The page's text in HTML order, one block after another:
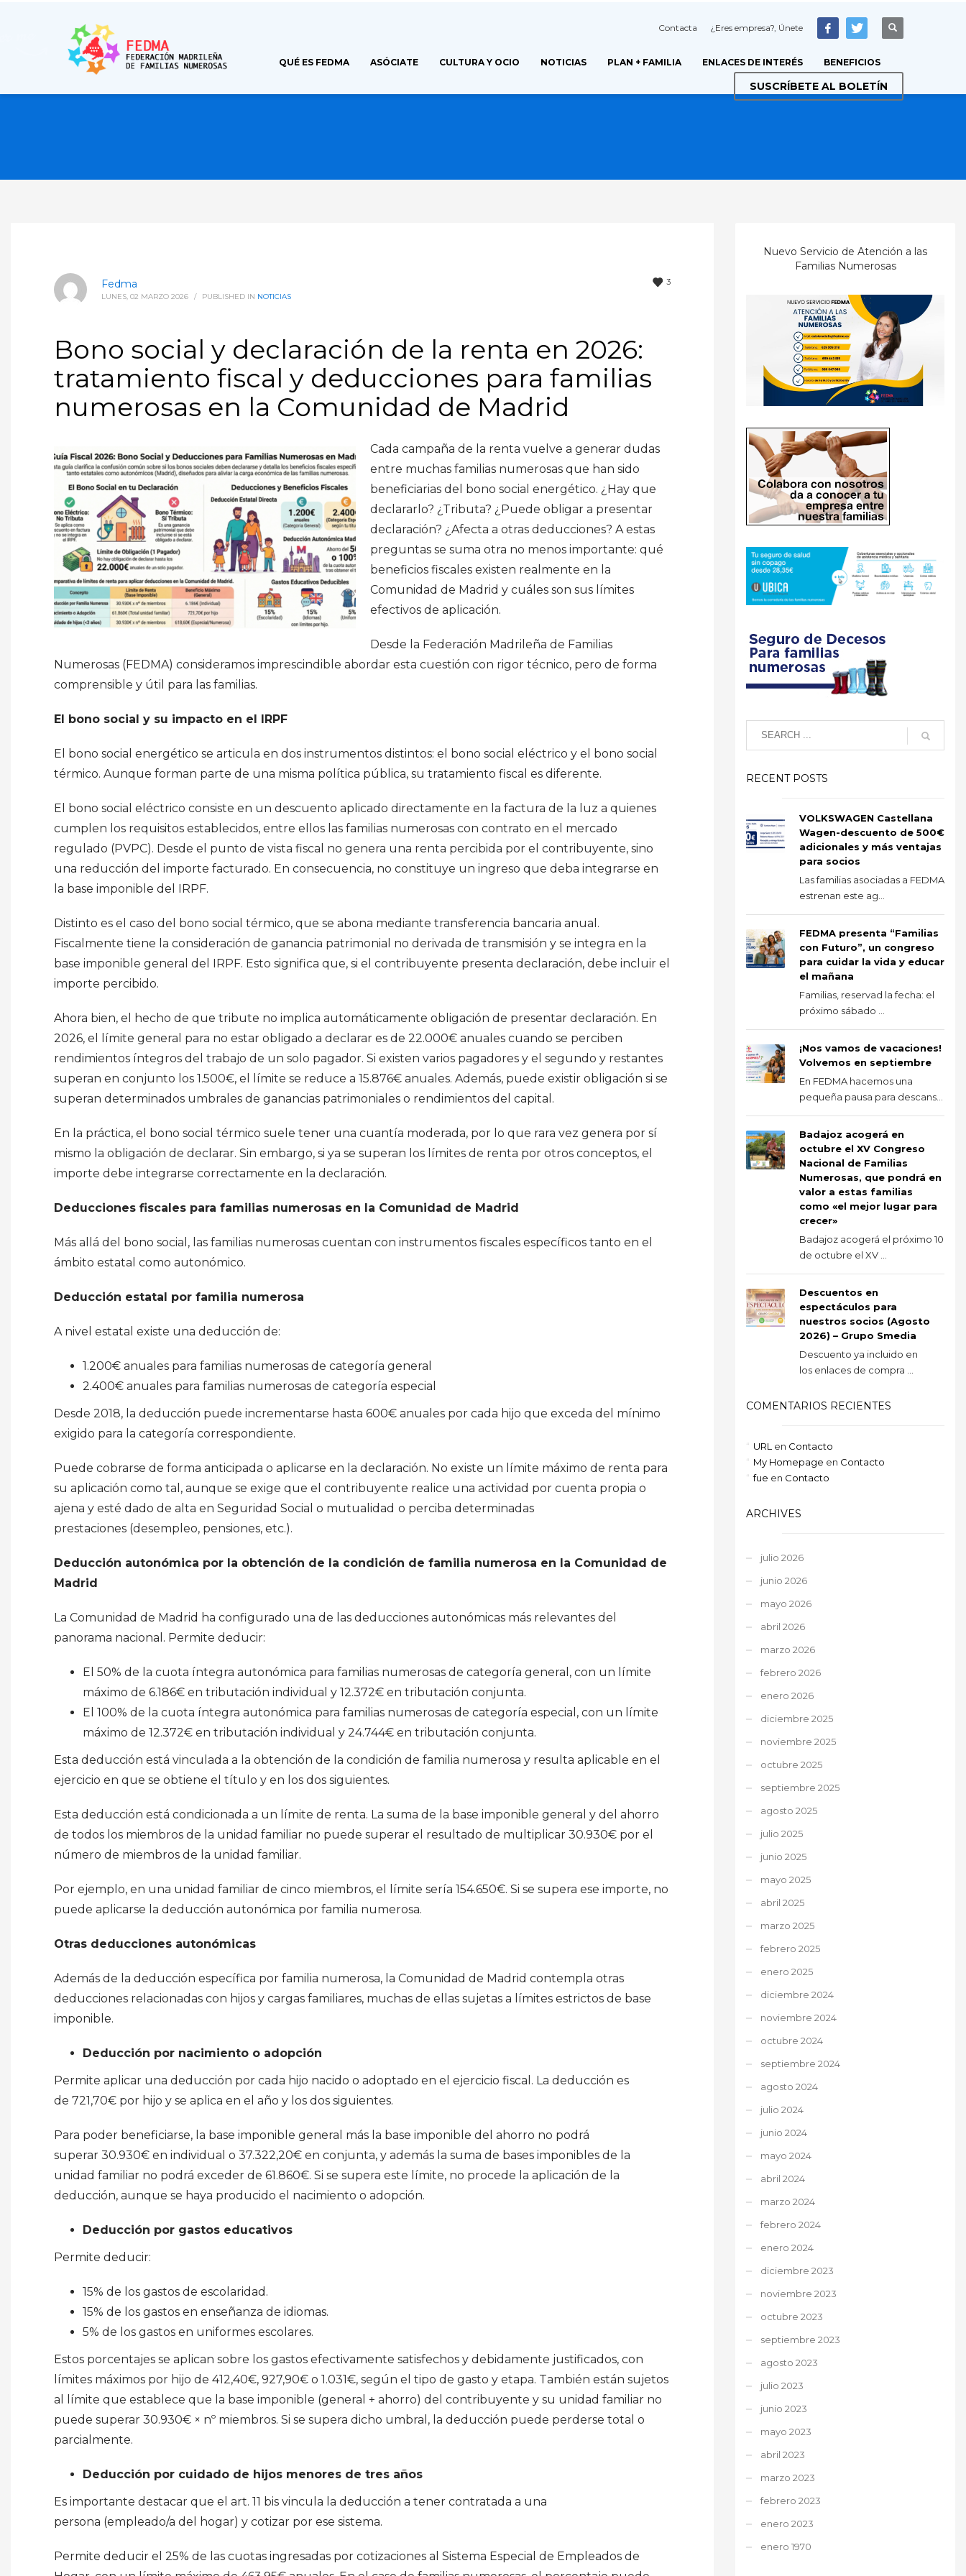
Contacta ¿Eres empresa?, Únete
QUÉ ES FEDMA ASÓCIATE CULTURA Y OCIO NOTICIAS PLAN + FAMILIA ENLACES DE INTERÉS BENEFICIOS
SUSCRÍBETE AL BOLETÍN
3
Fedma
LUNES, 02 MARZO 2026 / PUBLISHED IN NOTICIAS
Bono social y declaración de la renta en 2026:
tratamiento fiscal y deducciones para familias
numerosas en la Comunidad de Madrid
Cada campaña de la renta vuelve a generar dudas
entre muchas familias numerosas que han sido
beneficiarias del bono social energético. ¿Hay que
declararlo? ¿Tributa? ¿Puede obligar a presentar
declaración? ¿Afecta a otras deducciones? A estas
preguntas se suma otra no menos importante: qué
beneficios fiscales existen realmente en la
Comunidad de Madrid y cuáles son sus límites
efectivos de aplicación.
Desde la Federación Madrileña de Familias
Numerosas (FEDMA) consideramos imprescindible abordar esta cuestión con rigor técnico, pero de forma
comprensible y útil para las familias.
El bono social y su impacto en el IRPF
El bono social energético se articula en dos instrumentos distintos: el bono social eléctrico y el bono social
térmico. Aunque forman parte de una misma política pública, su tratamiento fiscal es diferente.
El bono social eléctrico consiste en un descuento aplicado directamente en la factura de la luz a quienes
cumplen los requisitos establecidos, entre ellos las familias numerosas con contrato en el mercado
regulado (PVPC). Desde el punto de vista fiscal no genera una renta percibida por el contribuyente, sino
una reducción del importe facturado. En consecuencia, no constituye un ingreso que deba integrarse en
la base imponible del IRPF.
Distinto es el caso del bono social térmico, que se abona mediante transferencia bancaria anual.
Fiscalmente tiene la consideración de ganancia patrimonial no derivada de transmisión y se integra en la
base imponible general del IRPF. Esto significa que, si el contribuyente presenta declaración, debe incluir el
importe percibido.
Ahora bien, el hecho de que tribute no implica automáticamente obligación de presentar declaración. En
2026, el límite general para no estar obligado a declarar es de 22.000€ anuales cuando se perciben
rendimientos íntegros del trabajo de un solo pagador. Si existen varios pagadores y el segundo y restantes
superan en conjunto los 1.500€, el límite se reduce a 15.876€ anuales. Además, puede existir obligación si se
superan determinados umbrales de ganancias patrimoniales o rendimientos del capital.
En la práctica, el bono social térmico suele tener una cuantía moderada, por lo que rara vez genera por sí
mismo la obligación de declarar. Sin embargo, si ya se superan los límites de renta por otros conceptos, el
importe debe integrarse correctamente en la declaración.
Deducciones fiscales para familias numerosas en la Comunidad de Madrid
Más allá del bono social, las familias numerosas cuentan con instrumentos fiscales específicos tanto en el
ámbito estatal como autonómico.
Deducción estatal por familia numerosa
A nivel estatal existe una deducción de:
1.200€ anuales para familias numerosas de categoría general
2.400€ anuales para familias numerosas de categoría especial
Desde 2018, la deducción puede incrementarse hasta 600€ anuales por cada hijo que exceda del mínimo
exigido para la categoría correspondiente.
Puede cobrarse de forma anticipada o aplicarse en la declaración. No existe un límite máximo de renta para
su aplicación como tal, aunque se exige que el contribuyente realice una actividad por cuenta propia o
ajena y esté dado de alta en Seguridad Social o mutualidad o perciba determinadas
prestaciones (desempleo, pensiones, etc.).
Deducción autonómica por la obtención de la condición de familia numerosa en la Comunidad de
Madrid
La Comunidad de Madrid ha configurado una de las deducciones autonómicas más relevantes del
panorama nacional. Permite deducir:
El 50% de la cuota íntegra autonómica para familias numerosas de categoría general, con un límite
máximo de 6.186€ en tributación individual y 12.372€ en tributación conjunta.
El 100% de la cuota íntegra autonómica para familias numerosas de categoría especial, con un límite
máximo de 12.372€ en tributación individual y 24.744€ en tributación conjunta.
Esta deducción está vinculada a la obtención de la condición de familia numerosa y resulta aplicable en el
ejercicio en que se obtiene el título y en los dos siguientes.
Esta deducción está condicionada a un límite de renta. La suma de la base imponible general y del ahorro
de todos los miembros de la unidad familiar no puede superar el resultado de multiplicar 30.930€ por el
número de miembros de la unidad familiar.
Por ejemplo, en una unidad familiar de cinco miembros, el límite sería 154.650€. Si se supera ese importe, no
puede aplicarse la deducción autonómica por familia numerosa.
Otras deducciones autonómicas
Además de la deducción específica por familia numerosa, la Comunidad de Madrid contempla otras
deducciones relacionadas con hijos y cargas familiares, muchas de ellas sujetas a límites estrictos de base
imponible.
Deducción por nacimiento o adopción
Permite aplicar una deducción por cada hijo nacido o adoptado en el ejercicio fiscal. La deducción es
de 721,70€ por hijo y se aplica en el año y los dos siguientes.
Para poder beneficiarse, la base imponible general más la base imponible del ahorro no podrá
superar 30.930€ en individual o 37.322,20€ en conjunta, y además la suma de bases imponibles de la
unidad familiar no podrá exceder de 61.860€. Si se supera este límite, no procede la aplicación de la
deducción, aunque se haya producido el nacimiento o adopción.
Deducción por gastos educativos
Permite deducir:
15% de los gastos de escolaridad.
15% de los gastos en enseñanza de idiomas.
5% de los gastos en uniformes escolares.
Estos porcentajes se aplican sobre los gastos efectivamente satisfechos y debidamente justificados, con
límites máximos por hijo de 412,40€, 927,90€ o 1.031€, según el tipo de gasto y etapa. También están sujetos
al límite que establece que la base imponible (general + ahorro) del contribuyente y su unidad familiar no
puede superar 30.930€ × nº miembros. Si se supera dicho umbral, la deducción puede perderse total o
parcialmente.
Deducción por cuidado de hijos menores de tres años
Es importante destacar que el art. 11 bis vincula la deducción a tener contratada a una
persona (empleado/a del hogar) y cotizar por ese sistema.
Permite deducir el 25% de las cuotas ingresadas por cotizaciones al Sistema Especial de Empleados de
Nuevo Servicio de Atención a las
Familias Numerosas
RECENT POSTS
VOLKSWAGEN Castellana
Wagen-descuento de 500€
adicionales y más ventajas
para socios
Las familias asociadas a FEDMA
estrenan este ag...
FEDMA presenta “Familias
con Futuro”, un congreso
para cuidar la vida y educar
el mañana
Familias, reservad la fecha: el
próximo sábado ...
¡Nos vamos de vacaciones!
Volvemos en septiembre
En FEDMA hacemos una
pequeña pausa para descans...
Badajoz acogerá en
octubre el XV Congreso
Nacional de Familias
Numerosas, que pondrá en
valor a estas familias
como «el mejor lugar para
crecer»
Badajoz acogerá el próximo 10
de octubre el XV ...
Descuentos en
espectáculos para
nuestros socios (Agosto
2026) – Grupo Smedia
Descuento ya incluido en
los enlaces de compra ...
COMENTARIOS RECIENTES
URL en Contacto
My Homepage en Contacto
fue en Contacto
ARCHIVES
julio 2026
junio 2026
mayo 2026
abril 2026
marzo 2026
febrero 2026
enero 2026
diciembre 2025
noviembre 2025
octubre 2025
septiembre 2025
agosto 2025
julio 2025
junio 2025
mayo 2025
abril 2025
marzo 2025
febrero 2025
enero 2025
diciembre 2024
noviembre 2024
octubre 2024
septiembre 2024
agosto 2024
julio 2024
junio 2024
mayo 2024
abril 2024
marzo 2024
febrero 2024
enero 2024
diciembre 2023
noviembre 2023
octubre 2023
septiembre 2023
agosto 2023
julio 2023
junio 2023
mayo 2023
abril 2023
marzo 2023
febrero 2023
enero 2023
enero 1970